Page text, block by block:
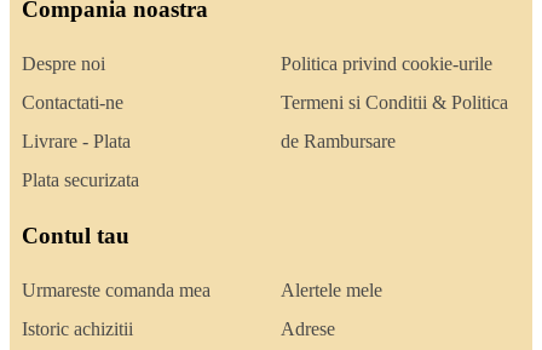
Compania noastra
Despre noi
Contactati-ne
Livrare - Plata
Plata securizata
Politica privind cookie-urile
Termeni si Conditii & Politica
de Rambursare
Contul tau
Urmareste comanda mea
Istoric achizitii
Alertele mele
Adrese